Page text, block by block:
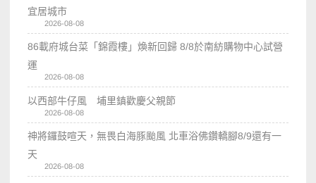
宜居城市
2026-08-08
86載府城台菜「錦霞樓」煥新回歸 8/8於南紡購物中心試營
運
2026-08-08
以西部牛仔風 埔里鎮歡慶父親節
2026-08-08
神將鑼鼓喧天，無畏白海豚颱風 北車浴佛鑽轎腳8/9還有一
天
2026-08-08